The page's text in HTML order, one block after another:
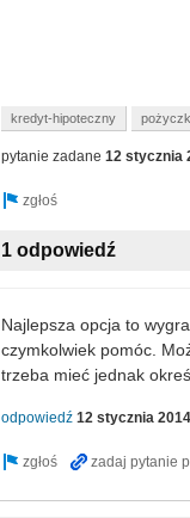
kredyt-hipoteczny
pytanie zadane 12 stycznia
1 odpowiedź
Najlepsza opcja to
czymkolwiek pomóc.
trzeba mieć jednak
odpowiedź 12 stycznia 2014